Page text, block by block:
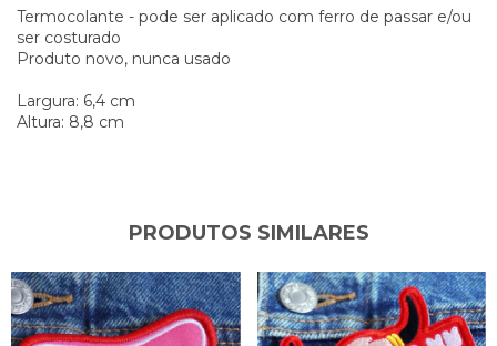
Termocolante - pode ser aplicado com ferro de passar e/ou
ser costurado
Produto novo, nunca usado
Largura: 6,4 cm
Altura: 8,8 cm
PRODUTOS SIMILARES